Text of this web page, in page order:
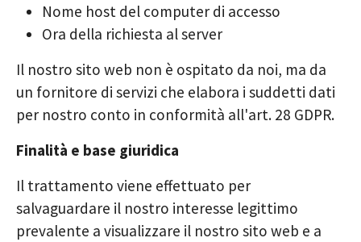
Nome host del computer di accesso
Ora della richiesta al server
Il nostro sito web non è ospitato da noi, ma da
un fornitore di servizi che elabora i suddetti dati
per nostro conto in conformità all'art. 28 GDPR.
Finalità e base giuridica
Il trattamento viene effettuato per
salvaguardare il nostro interesse legittimo
prevalente a visualizzare il nostro sito web e a